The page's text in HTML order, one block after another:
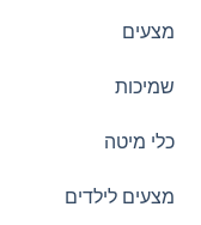
מצעים
שמיכות
כלי מיטה
מצעים לילדים